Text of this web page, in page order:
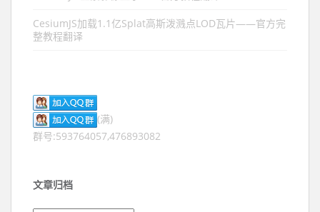
CesiumJS加载1.1亿Splat高斯泼溅点LOD瓦片——官方完
整教程翻译
(满)
群号:593764057,476893082
文章归档